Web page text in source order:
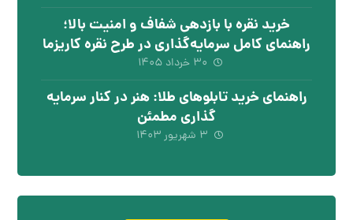
خرید نقره با بازدهی شفاف و امنیت بالا؛
راهنمای کامل سرمایه‌گذاری در طرح نقره کاریزما
۳۰ خرداد ۱۴۰۵
راهنمای خرید تابلوهای طلا: هنر در کنار سرمایه
گذاری مطمئن
۳ شهریور ۱۴۰۳